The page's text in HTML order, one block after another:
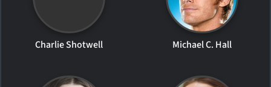
Charlie Shotwell Michael C. Hall